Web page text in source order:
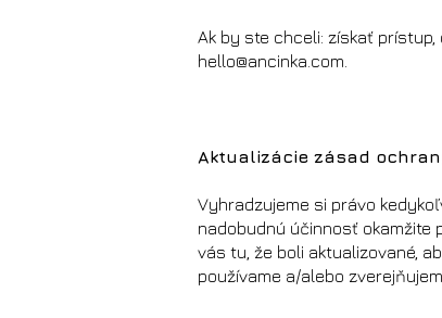
Ak by ste chceli: získať
hello@ancinka.com
Aktualizácie zásad
Vyhradzujeme si právo
nadobudnú účinnosť okamžite
vás tu, že boli aktualizované,
používame a/alebo